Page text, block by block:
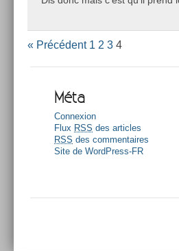
« Précédent 1 2 3 4
Méta
Connexion
Flux RSS des articles
RSS des commentaires
Site de WordPress-FR